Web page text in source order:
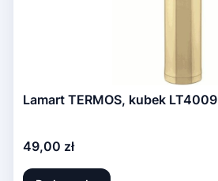
Lamart TERMOS, kubek LT4009
Cena
49,00 zł